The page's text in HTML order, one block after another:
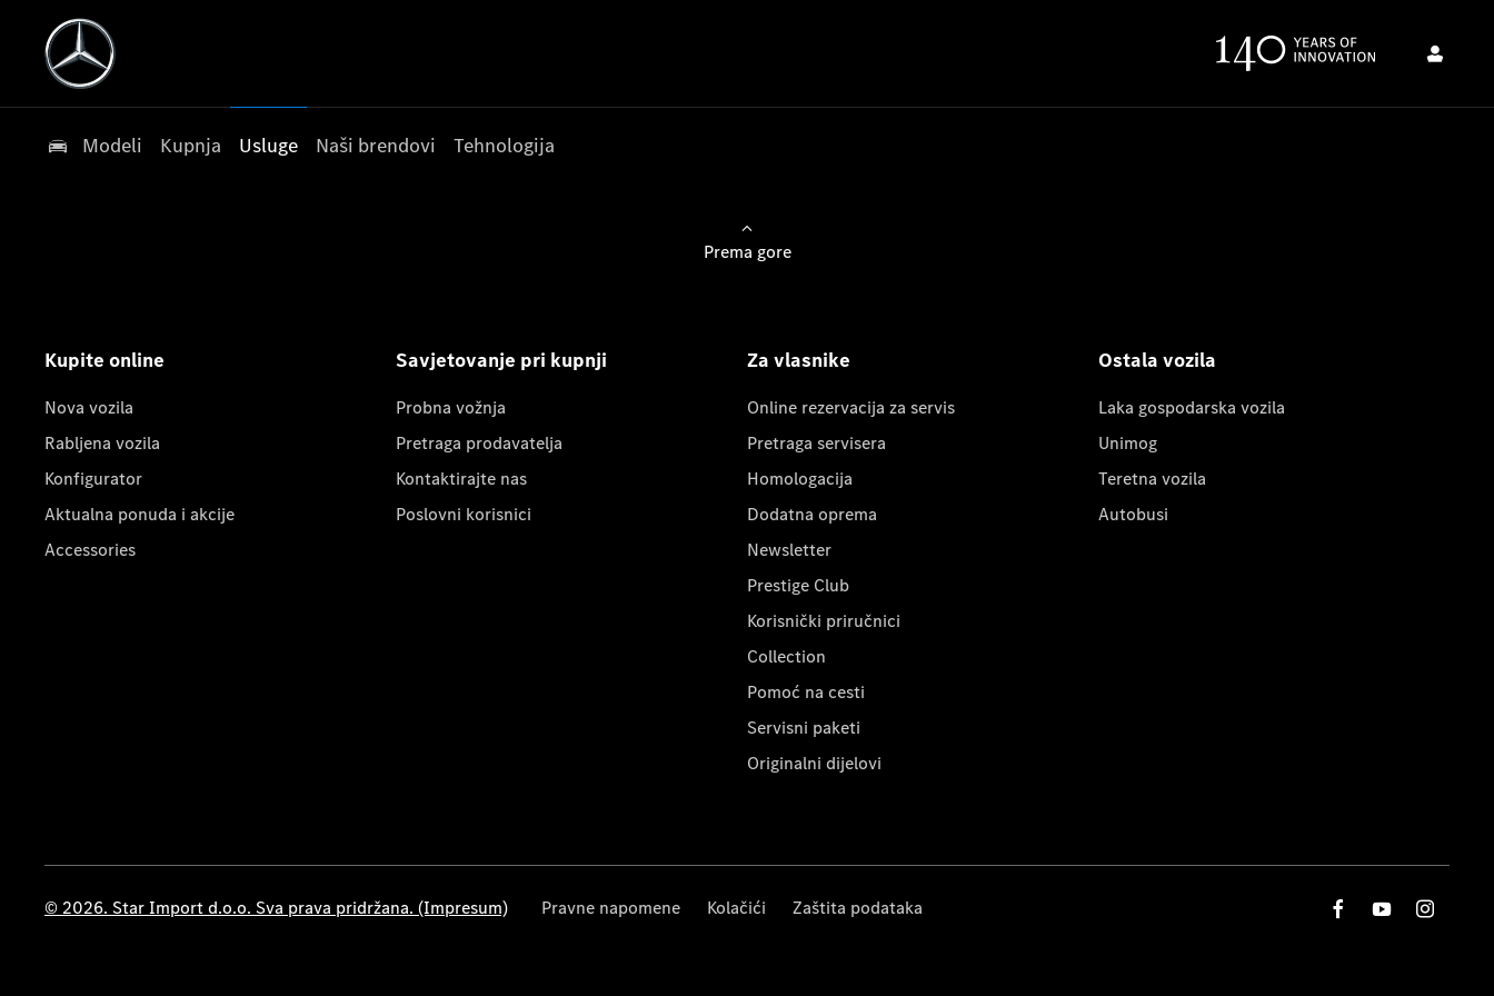
Modeli Kupnja Usluge Naši brendovi Tehnologija
Prema gore
Kupite online
Nova vozila
Rabljena vozila
Konfigurator
Aktualna ponuda i akcije
Accessories
Savjetovanje pri kupnji
Probna vožnja
Pretraga prodavatelja
Kontaktirajte nas
Poslovni korisnici
Za vlasnike
Online rezervacija za servis
Pretraga servisera
Homologacija
Dodatna oprema
Newsletter
Prestige Club
Korisnički priručnici
Collection
Pomoć na cesti
Servisni paketi
Originalni dijelovi
Ostala vozila
Laka gospodarska vozila
Unimog
Teretna vozila
Autobusi
© 2026. Star Import d.o.o. Sva prava pridržana. (Impresum) Pravne napomene Kolačići Zaštita podataka